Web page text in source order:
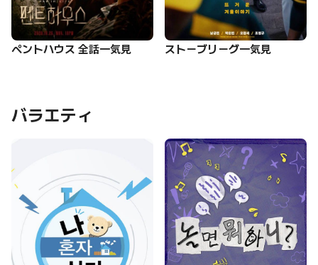
ペントハウス 全話一気見 ストーブリーグ一気見
バラエティ